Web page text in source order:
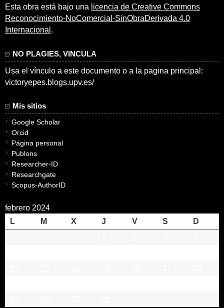
Esta obra está bajo una licencia de Creative Commons
Reconocimiento-NoComercial-SinObraDerivada 4.0
Internacional .
NO PLAGIES, VINCULA
Usa el vínculo a este documento o a la pagina principal:
victoryepes.blogs.upv.es/
Mis sitios
Google Scholar
Orcid
Página personal
Publons
Researcher-ID
Researchgate
Scopus-AuthorID
febrero 2024
L
M X J V S
D